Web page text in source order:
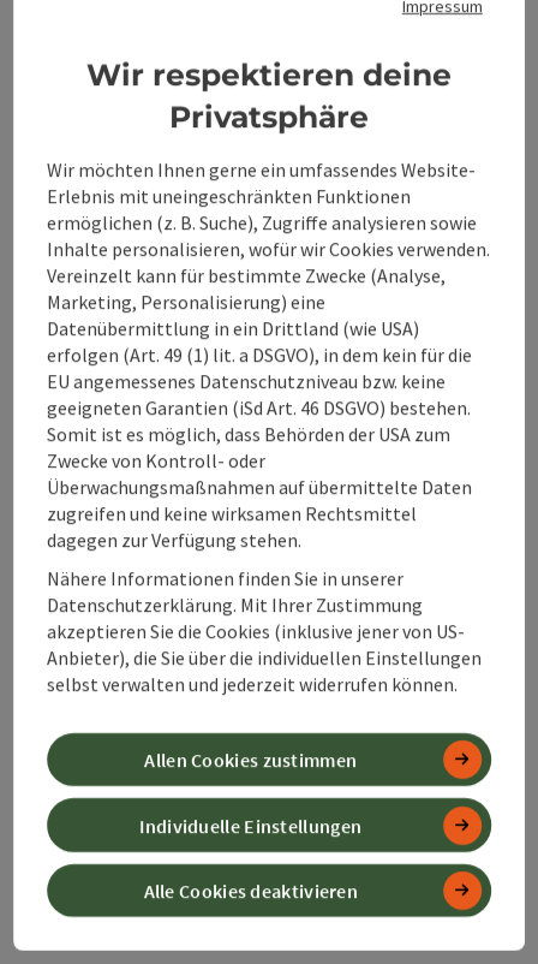
Öffnungszeiten
Anreise/Lage
Eignung
Barrierefreiheit
Beitrag merken
zum Merkzettel
PDF erstellen
Beitrag drucken
In der Nähe
powered by TOURDATA Änderung vorschlagen
Impressum
Wir respektieren deine
Privatsphäre
Wir möchten Ihnen gerne ein umfassendes Website-
Erlebnis mit uneingeschränkten Funktionen
ermöglichen (z. B. Suche), Zugriffe analysieren sowie
Inhalte personalisieren, wofür wir Cookies verwenden.
Vereinzelt kann für bestimmte Zwecke (Analyse,
Marketing, Personalisierung) eine
Datenübermittlung in ein Drittland (wie USA)
erfolgen (Art. 49 (1) lit. a DSGVO), in dem kein für die
EU angemessenes Datenschutzniveau bzw. keine
geeigneten Garantien (iSd Art. 46 DSGVO) bestehen.
Somit ist es möglich, dass Behörden der USA zum
Zwecke von Kontroll- oder
Überwachungsmaßnahmen auf übermittelte Daten
zugreifen und keine wirksamen Rechtsmittel
dagegen zur Verfügung stehen.
Nähere Informationen finden Sie in unserer
Datenschutzerklärung. Mit Ihrer Zustimmung
akzeptieren Sie die Cookies (inklusive jener von US-
Anbieter), die Sie über die individuellen Einstellungen
selbst verwalten und jederzeit widerrufen können.
Alle Cookies deaktivieren
Individuelle Einstellungen
Allen Cookies zustimmen